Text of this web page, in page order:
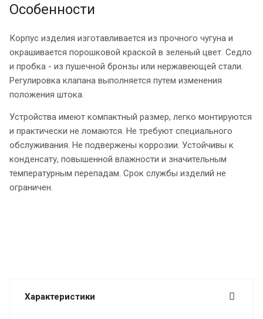
Особенности
Корпус изделия изготавливается из прочного чугуна и
окрашивается порошковой краской в зеленый цвет. Седло
и пробка - из пушечной бронзы или нержавеющей стали.
Регулировка клапана выполняется путем изменения
положения штока.
Устройства имеют компактный размер, легко монтируются
и практически не ломаются. Не требуют специального
обслуживания. Не подвержены коррозии. Устойчивы к
конденсату, повышенной влажности и значительным
температурным перепадам. Срок службы изделий не
ограничен.
Характеристики